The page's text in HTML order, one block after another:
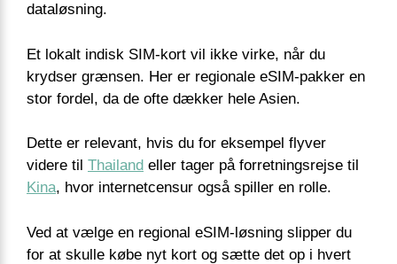
dataløsning.
Et lokalt indisk SIM-kort vil ikke virke, når du
krydser grænsen. Her er regionale eSIM-pakker en
stor fordel, da de ofte dækker hele Asien.
Dette er relevant, hvis du for eksempel flyver
videre til Thailand eller tager på forretningsrejse til
Kina, hvor internetcensur også spiller en rolle.
Ved at vælge en regional eSIM-løsning slipper du
for at skulle købe nyt kort og sætte det op i hvert